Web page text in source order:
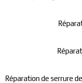
Réparation de serrure